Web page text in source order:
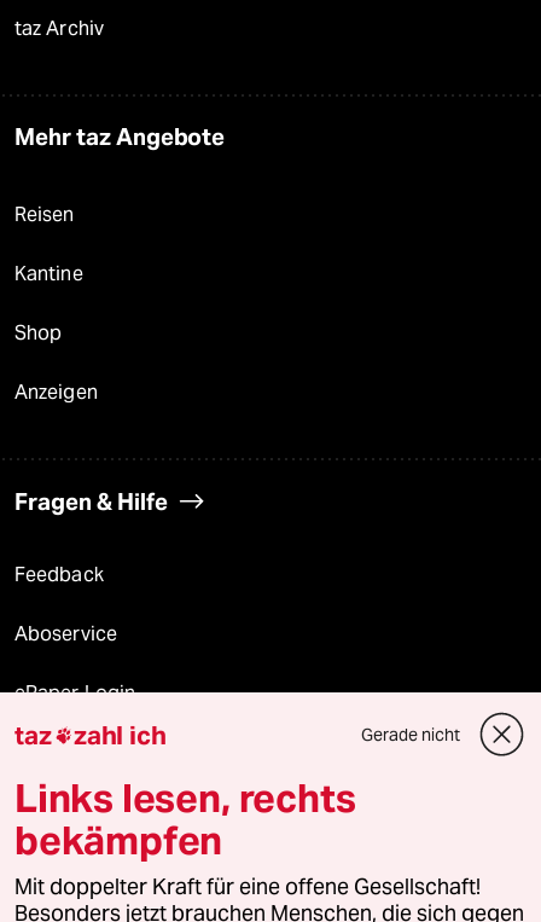
taz Archiv
Mehr taz Angebote
Reisen
Kantine
Shop
Anzeigen
Fragen & Hilfe
Feedback
Aboservice
ePaper Login
Downloads für Abonnierende
© 2026 taz Verlags und Vertriebs GmbH
Alle Rechte vorbehalten. Bei rechtlichen Fragen oder für Genehmigungen
wenden Sie sich bitte an lizenzen@taz.de
taz zahl ich Gerade nicht
Links lesen, rechts
bekämpfen
Mit doppelter Kraft für eine offene Gesellschaft!
Besonders jetzt brauchen Menschen, die sich gegen